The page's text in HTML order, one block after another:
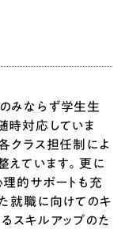
みならず学生生
時対応していま
クラス担任制によ
ています。更に
的サポートも充
就職に向けてのキ
スキルアップのた